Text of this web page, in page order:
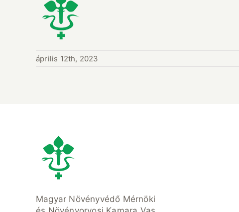
április 12th, 2023
Magyar Növényvédő Mérnöki